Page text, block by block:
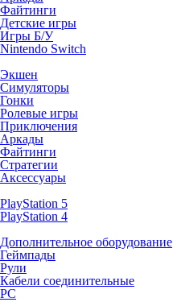
Файтинги
Детские игры
Игры Б/У
Nintendo Switch
Экшен
Симуляторы
Гонки
Ролевые игры
Приключения
Аркады
Файтинги
Стратегии
Аксессуары
PlayStation 5
PlayStation 4
Дополнительное оборудование
Геймпады
Рули
Кабели соединительные
PC